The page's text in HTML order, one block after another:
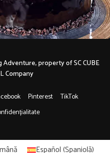
Pinterest
TikTok
property of SC CUBE
Company
Español(Spaniolă)